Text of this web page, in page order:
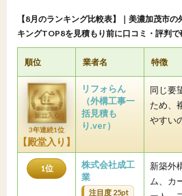
【8月のランキング比較表】｜美濃加茂市
キングTOP8を見積もり前に口コミ・評判で
順位 業者名 特徴
3年連続1位
【殿堂入り】
リフォらん
（外構工事一
括見積も
り.ver）
同じ要
ため、
やすい
1位
株式会社成工
業
注目度 25pt
新築外
ム、カ